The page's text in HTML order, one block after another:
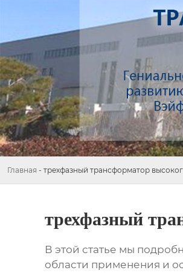
Главная - трехфазный трансформатор
трехфазный
В этой статье мы
области применения и